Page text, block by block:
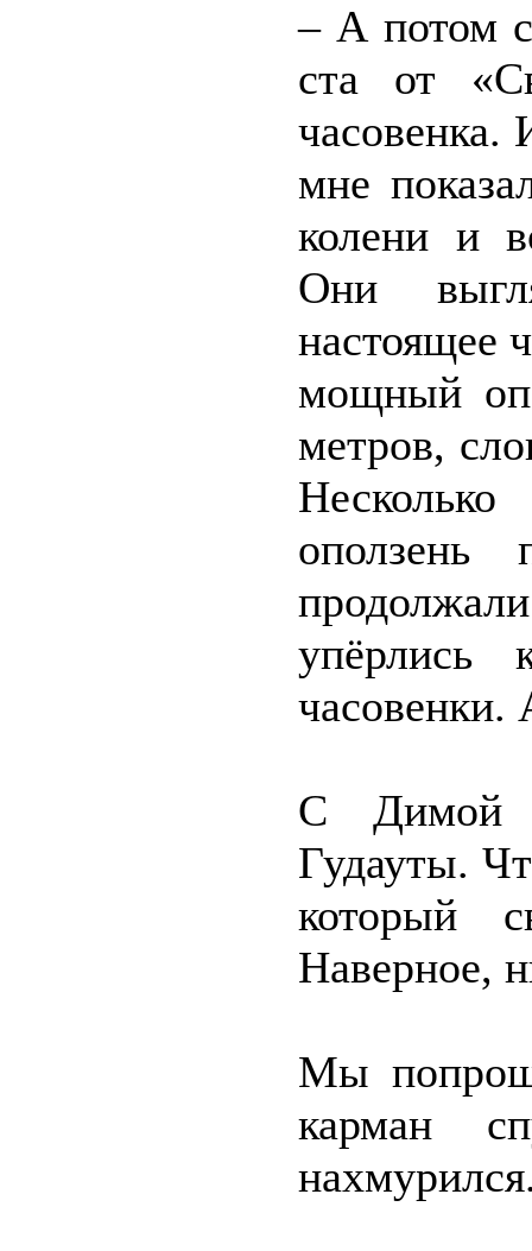
– А потом
ста от
часовенка.
мне
колени и
Они
настоящее
мощный
метров,
упёрлись
С Димой
Гудауты.
который
Наверное,
Мы
карман